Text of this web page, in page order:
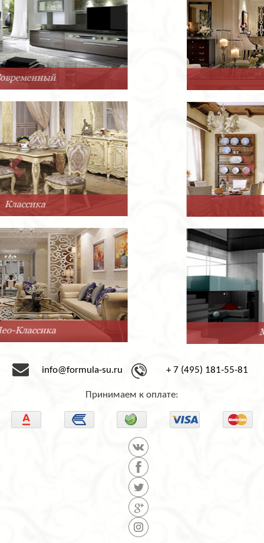
Минимализм
info@formula-su.ru + 7 (495) 181-55-81
Принимаем к оплате: